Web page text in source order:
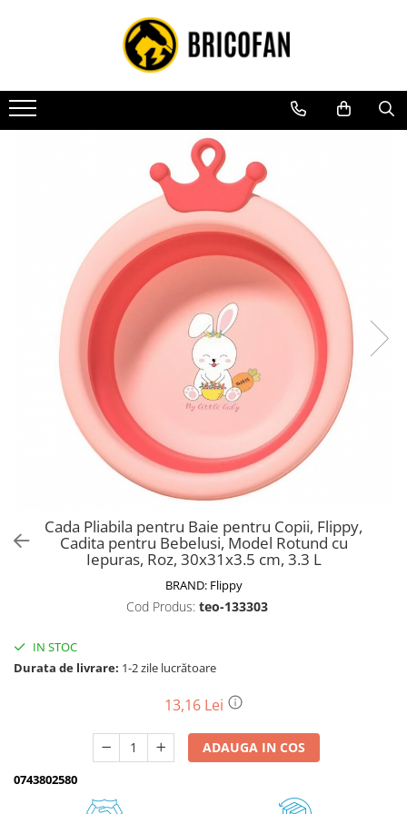
Toate Produsele
Vehicule electrice
Atv
Piese de schimb vehicule electrice
Scutere electrice
Scutere pe benzina
Tricicluri cargo fara permis
Tricicluri persoane
Trotinete electrice
Biciclete, trotinete, triciclete
Biciclete electrice
Motoburghie si accesorii
Accesorii motoburghie
Drujbe, fierastraie electrice
Drujbe cu acumulator
Unelte electrice busteni
Mori cereale si batoze porumb
Batoze - mori desfacat porumb
Cada Pliabila pentru Baie pentru Copii, Flippy,
Cadita pentru Bebelusi, Model Rotund cu
Iepuras, Roz, 30x31x3.5 cm, 3.3 L
BRAND: Flippy
Cod Produs: teo-133303
IN STOC
Durata de livrare: 1-2 zile lucrătoare
13,16 Lei
ADAUGA IN COS
0743802580